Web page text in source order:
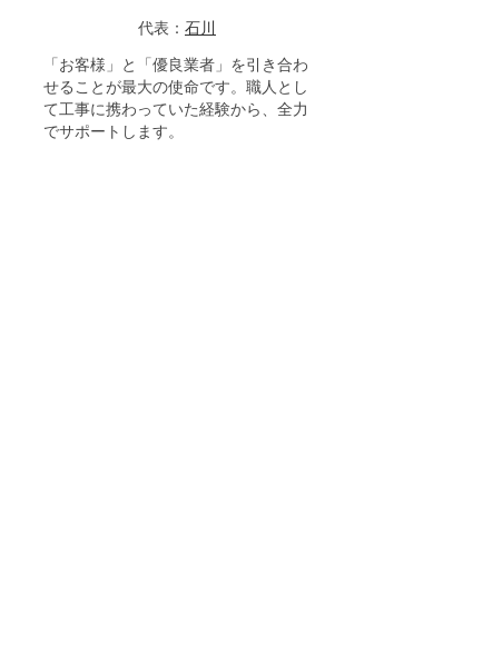
代表： 石川
「お客様」と「優良業者」を引き合わ
せることが最大の使命です。職人とし
て工事に携わっていた経験から、全力
でサポートします。